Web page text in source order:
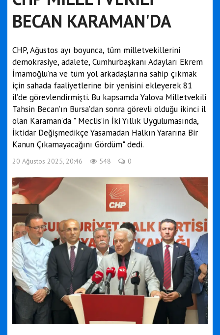
BECAN KARAMAN'DA
CHP, Ağustos ayı boyunca, tüm milletvekillerini
demokrasiye, adalete, Cumhurbaşkanı Adayları Ekrem
İmamoğlu’na ve tüm yol arkadaşlarına sahip çıkmak
için sahada faaliyetlerine bir yenisini ekleyerek 81
il’de görevlendirmişti. Bu kapsamda Yalova Milletvekili
Tahsin Becan’ın Bursa’dan sonra görevli olduğu ikinci il
olan Karaman’da " Meclis’in İki Yıllık Uygulumasında,
İktidar Değişmedikçe Yasamadan Halkın Yararına Bir
Kanun Çıkamayacağını Gördüm" dedi.
20 Ağustos 2025, 20:46 548 0